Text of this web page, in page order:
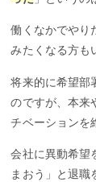
働くなかでやり
みたくなる方も
将来的に希望部
のですが、本来
チベーションを
会社に異動希望
まおう」と退職